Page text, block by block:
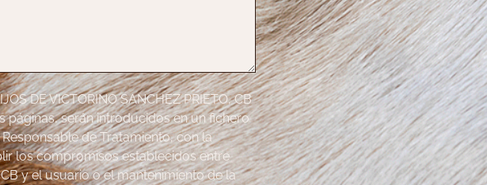
DE VICTORINO SANCHEZ PRIETO, CB
serán introducidos en un fichero
de Tratamiento, con la
los compromisos establecidos entre
CB y el usuario o el mantenimiento de la